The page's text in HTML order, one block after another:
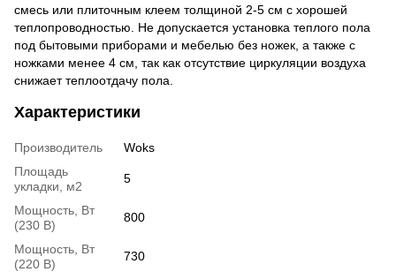
смесь или плиточным клеем толщиной 2-5 см с хорошей
теплопроводностью. Не допускается установка теплого пола
под бытовыми приборами и мебелью без ножек, а также с
ножками менее 4 см, так как отсутствие циркуляции воздуха
снижает теплоотдачу пола.
Характеристики
Производитель
Woks
Площадь
укладки, м2
5
Мощность, Вт
(230 В)
800
Мощность, Вт
(220 В)
730